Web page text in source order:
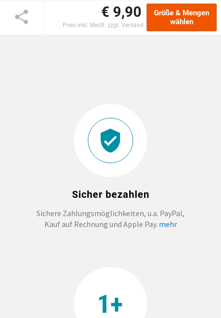
DTF BOGEN
ZAHNARZTPRAXIS
SOCKEN PERSONALISIEREN
FOTOTASSEN UND MEHR
GROSSBESTELLUNG
€ 9,90
Preis inkl. MwSt. zzgl. Versand
Größe & Mengen
wählen
Sicher bezahlen
Sichere Zahlungsmöglichkeiten, u.a. PayPal,
Kauf auf Rechnung und Apple Pay. mehr